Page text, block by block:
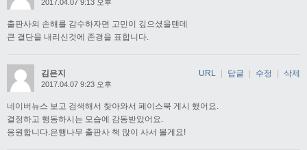
2017.04.07 9:13 오후
출판사의 손해를 감수하자면 고민이 깊으셨을텐데
큰 결단을 내리신것에 존경을 표합니다.
김은지
2017.04.07 9:23 오후
네이버뉴스 보고 검색해서 찾아와서 페이스북 게시 했어요.
결정하고 행동하시는 모습에 감동받았어요.
응원합니다.은행나무 출판사 책 많이 사서 볼게요!
URL 답글 수정 삭제